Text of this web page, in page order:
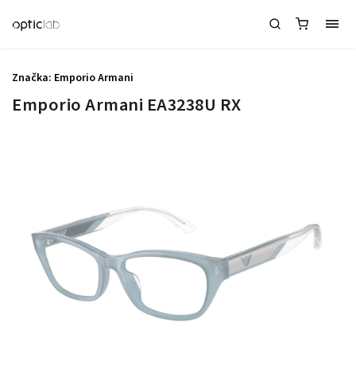
Emporio Armani EA3238U RX
Značka: Emporio Armani